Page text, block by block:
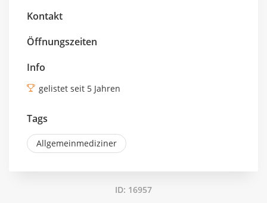
Kontakt
Öffnungszeiten
Info
gelistet seit 5 Jahren
Tags
Allgemeinmediziner
ID: 16957